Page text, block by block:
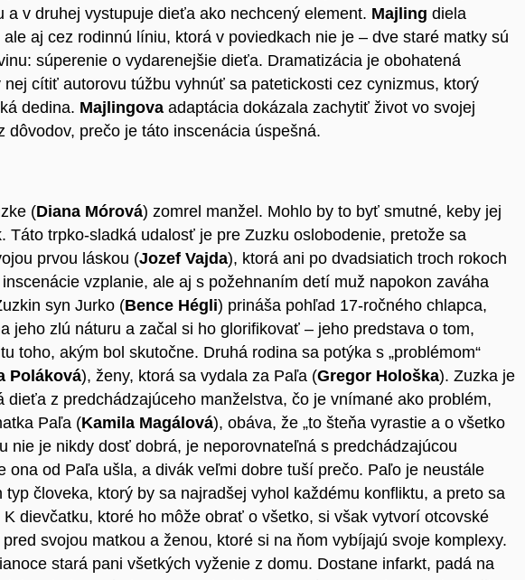
a v druhej vystupuje dieťa ako nechcený element. Majling diela
aj cez rodinnú líniu, ktorá v poviedkach nie je – dve staré matky sú
súperenie o vydarenejšie dieťa. Dramatizácia je obohatená
cítiť autorovu túžbu vyhnúť sa patetickosti cez cynizmus, ktorý
dedina. Majlingova adaptácia dokázala zachytiť život vo svojej
dôvodov, prečo je táto inscenácia úspešná.
(Diana Mórová) zomrel manžel. Mohlo by to byť smutné, keby jej
Táto trpko-sladká udalosť je pre Zuzku oslobodenie, pretože sa
prvou láskou (Jozef Vajda), ktorá ani po dvadsiatich troch rokoch
vzplanie, ale aj s požehnaním detí muž napokon zaváha
syn Jurko (Bence Hégli) prináša pohľad 17-ročného chlapca,
jeho zlú náturu a začal si ho glorifikovať – jeho predstava o tom,
toho, akým bol skutočne. Druhá rodina sa potýka s „problémom“
Poláková), ženy, ktorá sa vydala za Paľa (Gregor Hološka). Zuzka je
dieťa z predchádzajúceho manželstva, čo je vnímané ako problém,
Paľa (Kamila Magálová), obáva, že „to šteňa vyrastie a o všetko
nie je nikdy dosť dobrá, je neporovnateľná s predchádzajúcou
ona od Paľa ušla, a divák veľmi dobre tuší prečo. Paľo je neustále
človeka, ktorý by sa najradšej vyhol každému konfliktu, a preto sa
dievčatku, ktoré ho môže obrať o všetko, si však vytvorí otcovské
svojou matkou a ženou, ktoré si na ňom vybíjajú svoje komplexy.
stará pani všetkých vyženie z domu. Dostane infarkt, padá na